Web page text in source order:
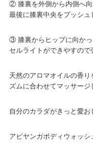
② 膝裏を外側から内側へ向
最後に膝裏中央をプッシュ
③ 膝裏からヒップに向かっ
セルライトができやすので
天然のアロマオイルの香
ズムに合わせてマッサージ
自分のカラダがきっと愛お
アビヤンガボディウォッ